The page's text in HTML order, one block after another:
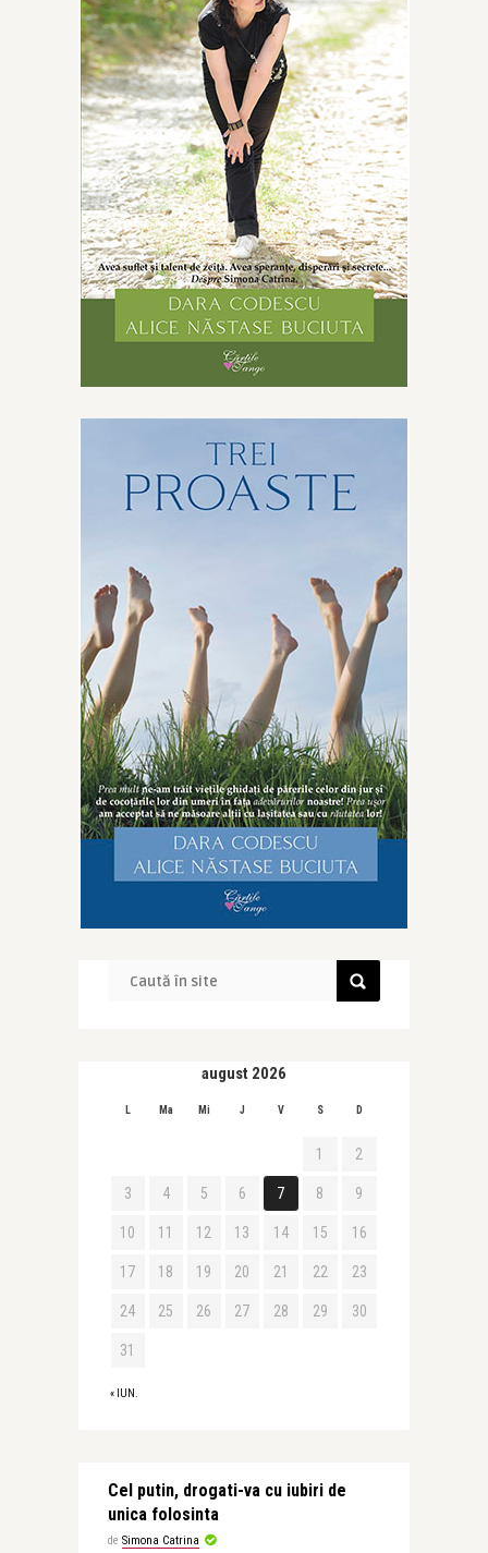
august 2026
L Ma Mi J V S D
« IUN.
1 2
3 4 5 6 7 8 9
10 11 12 13 14 15 16
17 18 19 20 21 22 23
24 25 26 27 28 29 30
31
Cel putin, drogati-va cu iubiri de
unica folosinta
de Simona Catrina